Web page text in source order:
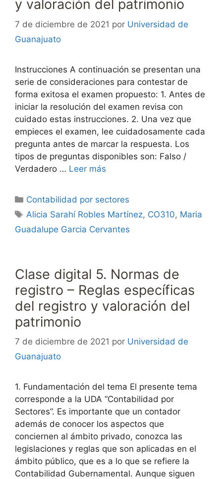
y valoración del patrimonio
7 de diciembre de 2021 por Universidad de
Guanajuato
Instrucciones A continuación se presentan una
serie de consideraciones para contestar de
forma exitosa el examen propuesto: 1. Antes de
iniciar la resolución del examen revisa con
cuidado estas instrucciones. 2. Una vez que
empieces el examen, lee cuidadosamente cada
pregunta antes de marcar la respuesta. Los
tipos de preguntas disponibles son: Falso /
Verdadero … Leer más
Categorías
Contabilidad por sectores
Etiquetas
Alicia Sarahí Robles Martínez, CO310, Maria
Guadalupe Garcia Cervantes
Clase digital 5. Normas de
registro – Reglas específicas
del registro y valoración del
patrimonio
7 de diciembre de 2021 por Universidad de
Guanajuato
1. Fundamentación del tema El presente tema
corresponde a la UDA “Contabilidad por
Sectores”. Es importante que un contador
además de conocer los aspectos que
conciernen al ámbito privado, conozca las
legislaciones y reglas que son aplicadas en el
ámbito público, que es a lo que se refiere la
Contabilidad Gubernamental. Aunque siguen